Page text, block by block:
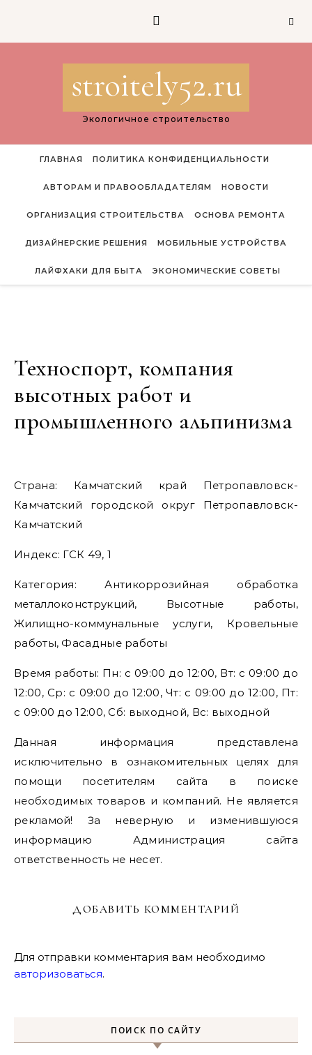
stroitely52.ru
Экологичное строительство
ГЛАВНАЯ ПОЛИТИКА КОНФИДЕНЦИАЛЬНОСТИ
АВТОРАМ И ПРАВООБЛАДАТЕЛЯМ НОВОСТИ
ОРГАНИЗАЦИЯ СТРОИТЕЛЬСТВА ОСНОВА РЕМОНТА
ДИЗАЙНЕРСКИЕ РЕШЕНИЯ МОБИЛЬНЫЕ УСТРОЙСТВА
ЛАЙФХАКИ ДЛЯ БЫТА ЭКОНОМИЧЕСКИЕ СОВЕТЫ
Техноспорт, компания
высотных работ и
промышленного альпинизма
Страна: Камчатский край Петропавловск-
Камчатский городской округ Петропавловск-
Камчатский
Индекс: ГСК 49, 1
Категория: Антикоррозийная обработка
металлоконструкций, Высотные работы,
Жилищно-коммунальные услуги, Кровельные
работы, Фасадные работы
Время работы: Пн: с 09:00 до 12:00, Вт: с 09:00 до
12:00, Ср: с 09:00 до 12:00, Чт: с 09:00 до 12:00, Пт:
с 09:00 до 12:00, Сб: выходной, Вс: выходной
Данная информация представлена
исключительно в ознакомительных целях для
помощи посетителям сайта в поиске
необходимых товаров и компаний. Не является
рекламой! За неверную и изменившуюся
информацию Администрация сайта
ответственность не несет.
ДОБАВИТЬ КОММЕНТАРИЙ
Для отправки комментария вам необходимо
авторизоваться.
ПОИСК ПО САЙТУ